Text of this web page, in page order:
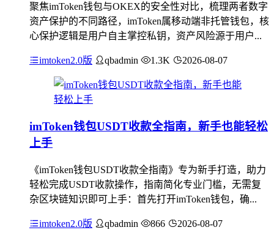
聚焦imToken钱包与OKEX的安全性对比，梳理两者数字
资产保护的不同路径，imToken属移动端非托管钱包，核
心保护逻辑是用户自主掌控私钥，资产风险源于用户...
imtoken2.0版 qbadmin 1.3K 2026-08-07
imToken钱包USDT收款全指南，新手也能轻松
上手
《imToken钱包USDT收款全指南》专为新手打造，助力
轻松完成USDT收款操作，指南简化专业门槛，无需复
杂区块链知识即可上手：首先打开imToken钱包，确...
imtoken2.0版 qbadmin 866 2026-08-07